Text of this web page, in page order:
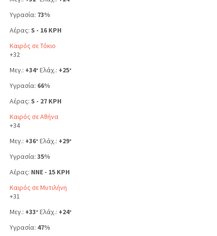
Υγρασία: 73%
Αέρας: S - 16 KPH
Καιρός σε Τόκιο
+32
Μεγ.: +34° Ελάχ.: +25°
Υγρασία: 66%
Αέρας: S - 27 KPH
Καιρός σε Αθήνα
+34
Μεγ.: +36° Ελάχ.: +29°
Υγρασία: 35%
Αέρας: NNE - 15 KPH
Καιρός σε Μυτιλήνη
+31
Μεγ.: +33° Ελάχ.: +24°
Υγρασία: 47%